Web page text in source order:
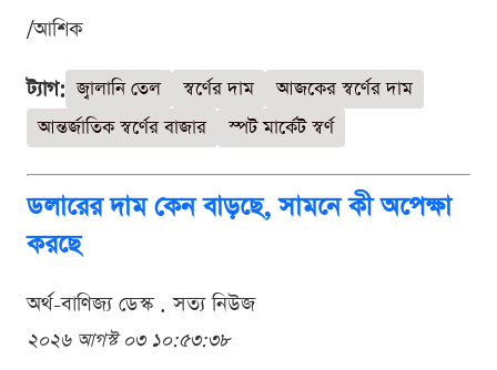
/আশিক
ট্যাগ: জ্বালানি তেল স্বর্ণের দাম
আজকের স্বর্ণের দাম
আন্তর্জাতিক স্বর্ণের বাজার
স্পট মার্কেট স্বর্ণ
ডলারের দাম কেন বাড়ছে, সামনে কী অপেক্ষা
করছে
অর্থ-বাণিজ্য ডেস্ক . সত্য নিউজ
২০২৬ আগস্ট ০৩ ১০:৫৩:৩৮